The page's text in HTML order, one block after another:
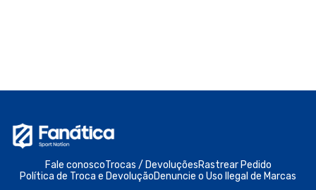
Fale conoscoTrocas / DevoluçõesRastrear Pedido
Política de Troca e DevoluçãoDenuncie o Uso Ilegal de Marcas